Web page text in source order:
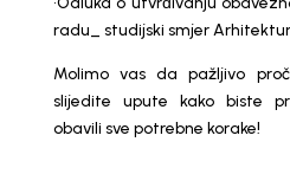
radu_ studijski smjer
Molimo vas da pažljivo
slijedite upute kako biste
obavili sve potrebne korake!